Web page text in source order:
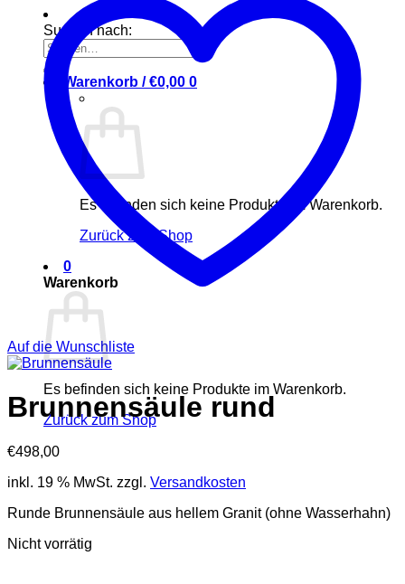
Suchen nach:
Warenkorb /€0,00 0
Es befinden sich keine Produkte im Warenkorb.
Zurück zum Shop
0
Warenkorb
Es befinden sich keine Produkte im Warenkorb.
Zurück zum Shop
Auf die Wunschliste
Brunnensäule rund
€498,00
inkl. 19 % MwSt. zzgl. Versandkosten
Runde Brunnensäule aus hellem Granit (ohne Wasserhahn)
Nicht vorrätig